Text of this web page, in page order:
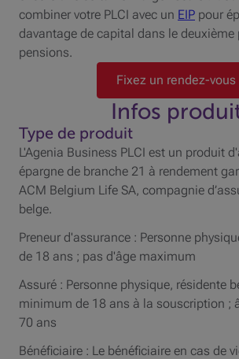
combiner votre PLCI avec un EIP pour
davantage de capital dans le deuxième
pensions.
Fixez un rendez-vous
Infos
Type de produit
L'Agenia Business PLCI est un produit
épargne de branche 21 à rendement
ACM Belgium Life SA, compagnie
belge.
Preneur d'assurance : Personne
de 18 ans ; pas d'âge maximum
Assuré : Personne physique, résidente
minimum de 18 ans à la souscription ;
70 ans
Bénéficiaire : Le bénéficiaire en cas de